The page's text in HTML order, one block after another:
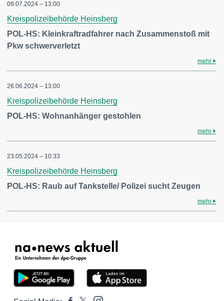
09.07.2024 – 13:00
Kreispolizeibehörde Heinsberg
POL-HS: Kleinkraftradfahrer nach Zusammenstoß mit
Pkw schwerverletzt
mehr
26.06.2024 – 13:00
Kreispolizeibehörde Heinsberg
POL-HS: Wohnanhänger gestohlen
mehr
23.05.2024 – 10:33
Kreispolizeibehörde Heinsberg
POL-HS: Raub auf Tankstelle/ Polizei sucht Zeugen
mehr